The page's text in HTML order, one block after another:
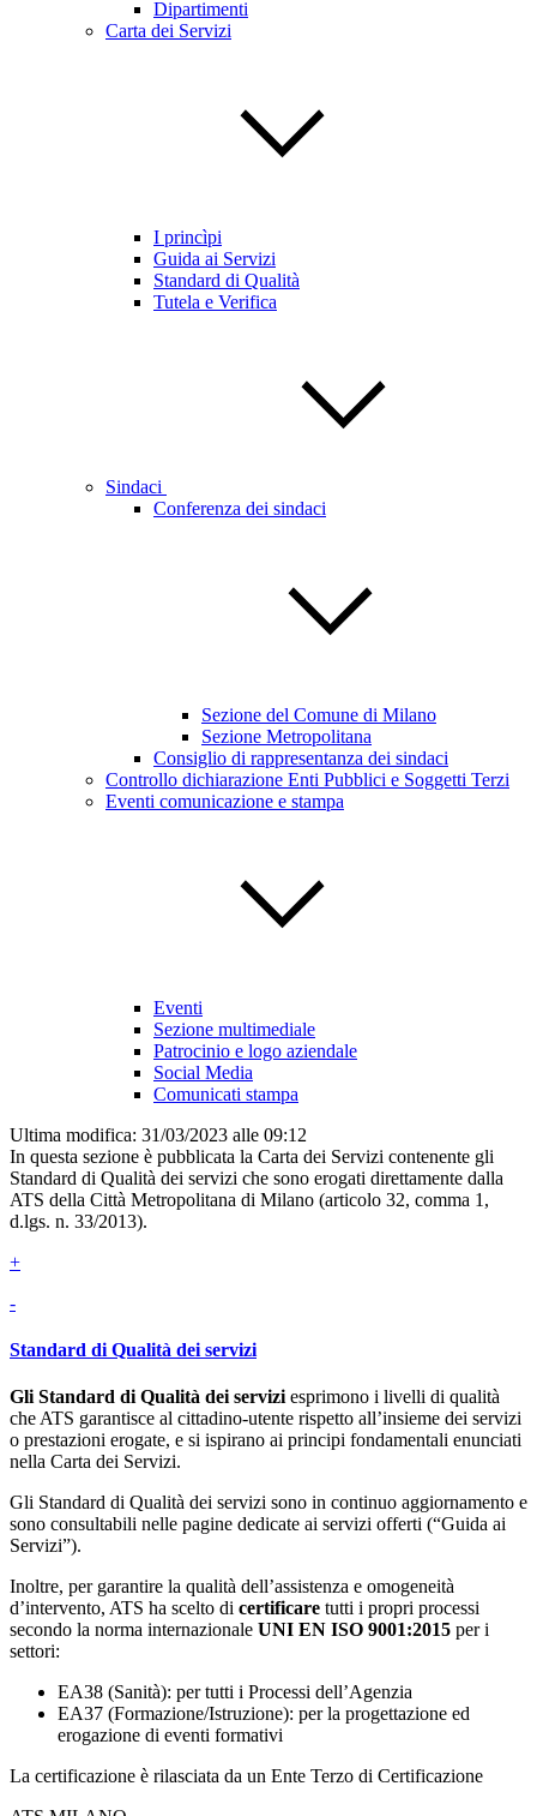
Dipartimenti
Carta dei Servizi
I princìpi
Guida ai Servizi
Standard di Qualità
Tutela e Verifica
Sindaci
Conferenza dei sindaci
Sezione del Comune di Milano
Sezione Metropolitana
Consiglio di rappresentanza dei sindaci
Controllo dichiarazione Enti Pubblici e Soggetti Terzi
Eventi comunicazione e stampa
Eventi
Sezione multimediale
Patrocinio e logo aziendale
Social Media
Comunicati stampa
Ultima modifica: 31/03/2023 alle 09:12
In questa sezione è pubblicata la Carta dei Servizi contenente gli
Standard di Qualità dei servizi che sono erogati direttamente dalla
ATS della Città Metropolitana di Milano (articolo 32, comma 1,
d.lgs. n. 33/2013).
+
-
Standard di Qualità dei servizi
Gli Standard di Qualità dei servizi esprimono i livelli di qualità
che ATS garantisce al cittadino-utente rispetto all’insieme dei servizi
o prestazioni erogate, e si ispirano ai principi fondamentali enunciati
nella Carta dei Servizi.
Gli Standard di Qualità dei servizi sono in continuo aggiornamento e
sono consultabili nelle pagine dedicate ai servizi offerti (“Guida ai
Servizi”).
Inoltre, per garantire la qualità dell’assistenza e omogeneità
d’intervento, ATS ha scelto di certificare tutti i propri processi
secondo la norma internazionale UNI EN ISO 9001:2015 per i
settori:
EA38 (Sanità): per tutti i Processi dell’Agenzia
EA37 (Formazione/Istruzione): per la progettazione ed
erogazione di eventi formativi
La certificazione è rilasciata da un Ente Terzo di Certificazione